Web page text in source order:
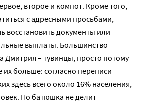
второе и компот. Кроме того,
с адресными просьбами,
восстановить документы или
выплаты. Большинство
Дмитрия – тувинцы, просто потому
их больше: согласно переписи
здесь всего около 16% населения,
Но батюшка не делит